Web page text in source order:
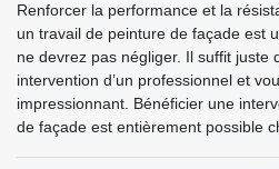
Renforcer la performance et la
un travail de peinture de façade est
ne devrez pas négliger. Il suffit juste
intervention d’un professionnel et
impressionnant. Bénéficier une
de façade est entièrement possible